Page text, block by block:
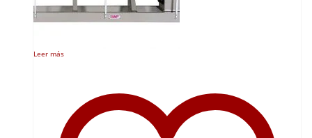
Leer más